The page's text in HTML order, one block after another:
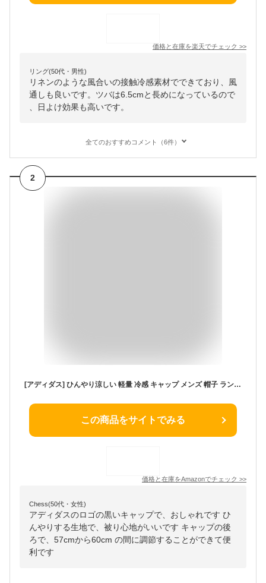
価格と在庫を楽天でチェック >>
リング(50代・男性)
リネンのような風合いの接触冷感素材でできており、風
通しも良いです。ツバは6.5cmと長めになっているので
、日よけ効果も高いです。
全てのおすすめコメント（6件）
2
[アディダス] ひんやり涼しい 軽量 冷感 キャップ メンズ 帽子 ランニング スポーツ 通気 吸湿速乾 UVカット CCT BLACK/WHT 57～60cm
この商品をサイトでみる
価格と在庫をAmazonでチェック >>
Chess(50代・女性)
アディダスのロゴの黒いキャップで、おしゃれです ひ
んやりする生地で、被り心地がいいです キャップの後
ろで、57cmから60cm の間に調節することができて便
利です